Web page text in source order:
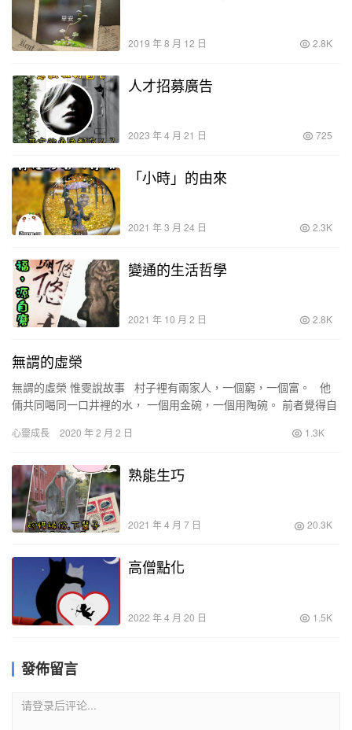
2019 年 8 月 12 日 2.8K
人才招募廣告
2023 年 4 月 21 日 725
「小時」的由來
2021 年 3 月 24 日 2.3K
變通的生活哲學
2021 年 10 月 2 日 2.8K
無謂的虛榮
無謂的虛榮 惟雯說故事 村子裡有兩家人，一個窮，一個富。 他
倆共同喝同一口井裡的水， 一個用金碗，一個用陶碗。 前者覺得自
心靈成長 2020 年 2 月 2 日 1.3K
熟能生巧
2021 年 4 月 7 日 20.3K
高僧點化
2022 年 4 月 20 日 1.5K
發佈留言
请登录后评论...